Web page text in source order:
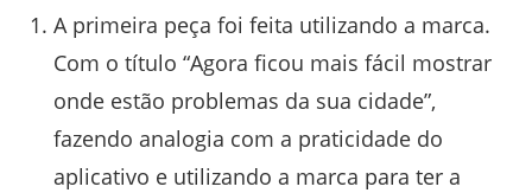
A primeira peça foi feita utilizando a marca.
Com o título “Agora ficou mais fácil mostrar
onde estão problemas da sua cidade”,
fazendo analogia com a praticidade do
aplicativo e utilizando a marca para ter a